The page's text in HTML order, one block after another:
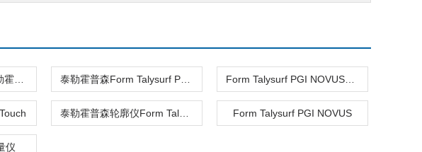
Form Talysurf PGI NOVUS
仪